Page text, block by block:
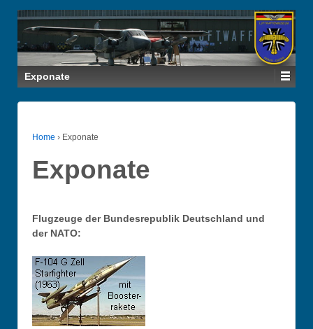
Exponate
Home › Exponate
Exponate
Flugzeuge der Bundesrepublik Deutschland und
der NATO: